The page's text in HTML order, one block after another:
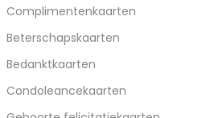
Complimentenkaarten
Beterschapskaarten
Bedanktkaarten
Condoleancekaarten